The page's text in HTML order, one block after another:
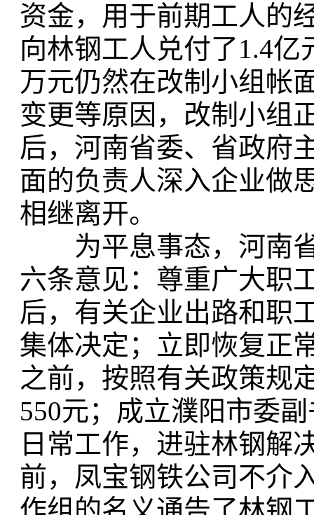
资金，用于前期工人的
向林钢工人兑付了1.4
万元仍然在改制小组帐
变更等原因，改制小组
后，河南省委、省政府
面的负责人深入企业做
相继离开。
为平息事态，河南省
六条意见：尊重广大职
后，有关企业出路和职
集体决定；立即恢复正
之前，按照有关政策规
550元；成立濮阳市委
日常工作，进驻林钢解
前，凤宝钢铁公司不介